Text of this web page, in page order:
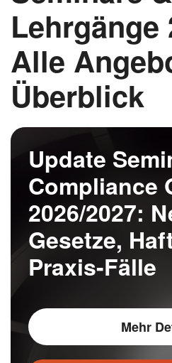
Lehrgänge
Alle
Überblick
Update
Compliance
2026/2027:
Gesetze,
Praxis-Fälle
Mehr